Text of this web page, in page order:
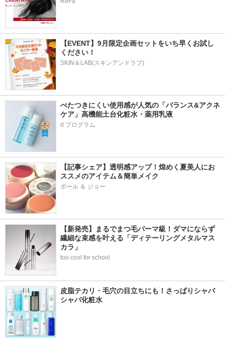
【EVENT】9月限定企画セットをいち早くお試し
ください！
SKIN＆LAB(スキンアンドラブ)
べたつきにくい使用感が人気の「バランス&アクネ
ケア」高機能土台化粧水・薬用乳液
【記事シェア】透明感アップ！煌めく夏美人にお
ススメのアイテム＆簡単メイク
ポール ＆ ジョー
【新発売】まるでまつ毛パーマ級！ダマにならず
繊細な束感を叶える「ディテーリングメタルマス
カラ」
too cool for school
皮脂テカリ・毛穴の目立ちにも！さっぱりシャバ
シャバ化粧水